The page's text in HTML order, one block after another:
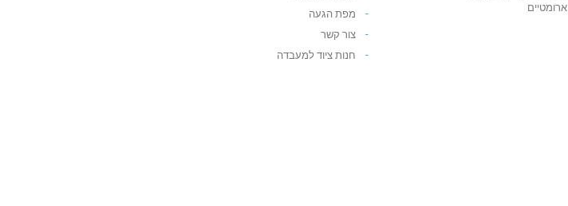
ארומטיים
מפת הגעה
צור קשר
חנות ציוד למעבדה